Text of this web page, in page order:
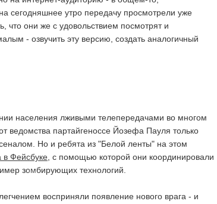
сегодняшнее утро передачу просмотрели уже
что они же с удовольствием посмотрят и
- озвучить эту версию, создать аналогичный
населения лживыми телепередачами во многом
ведомства партайгеноссе Йозефа Пауля только
Но и ребята из "Белой ленты" на этом
в Фейсбуке , с помощью которой они координировали
зомбирующих технологий.
восприняли появление нового врага - и